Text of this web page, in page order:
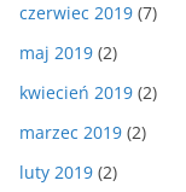
czerwiec 2019 (7)
maj 2019 (2)
kwiecień 2019 (2)
marzec 2019 (2)
luty 2019 (2)